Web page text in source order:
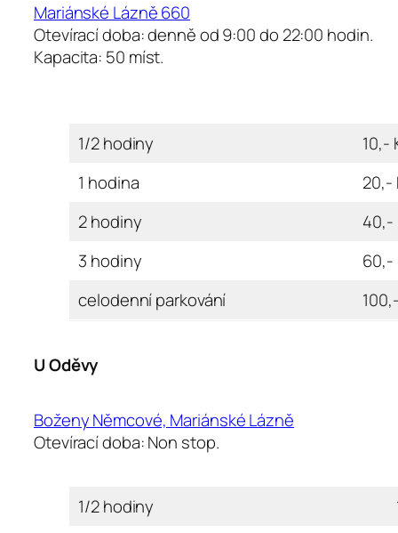
Mariánské Lázně 660
Otevírací doba: denně od 9:00 do 22:00 hodin.
Kapacita: 50 míst.
1/2 hodiny
10,-
1 hodina
20,-
2 hodiny
40,-
3 hodiny
60,-
celodenní parkování
U Oděvy
Boženy Němcové, Mariánské Lázně
Otevírací doba: Non stop.
1/2 hodiny